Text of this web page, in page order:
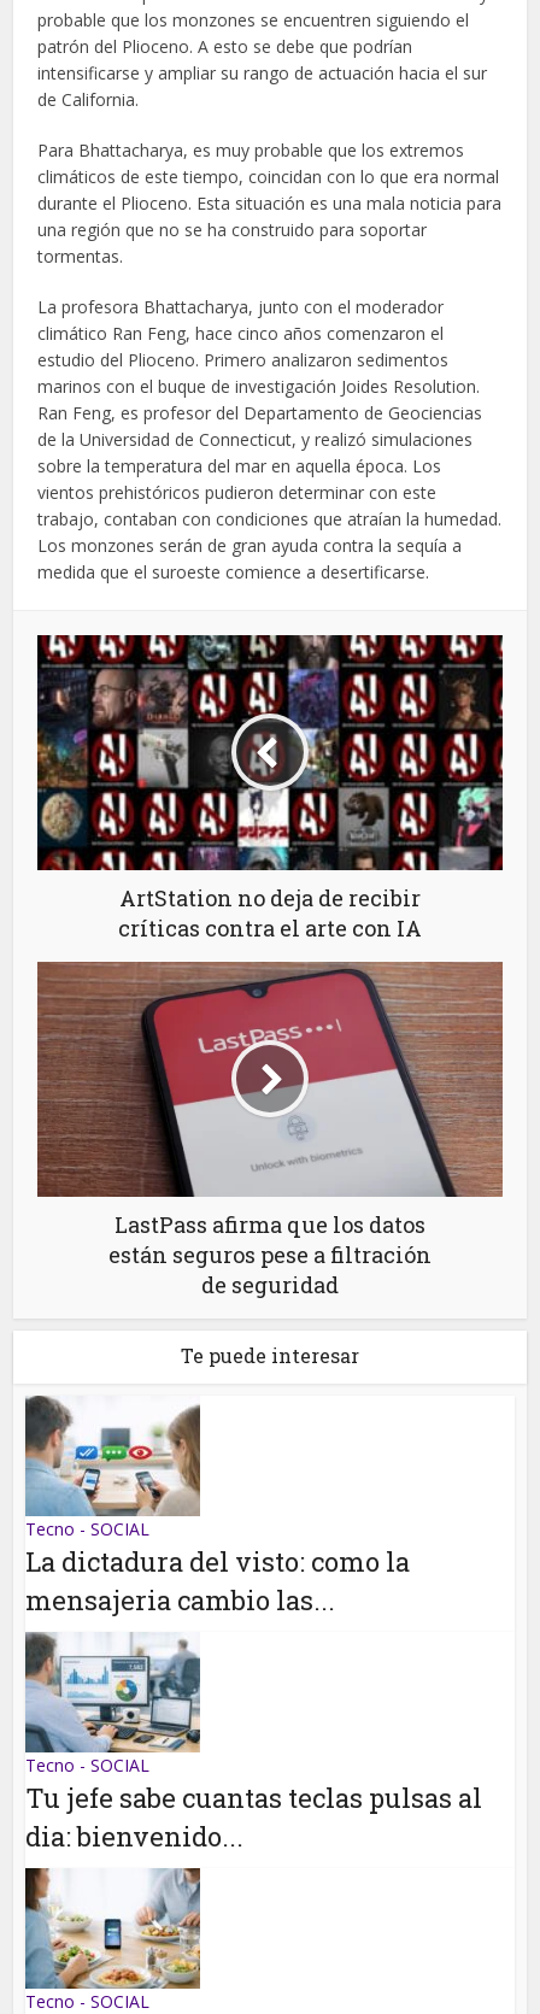
probable que los monzones se encuentren siguiendo el
patrón del Plioceno. A esto se debe que podrían
intensificarse y ampliar su rango de actuación hacia el sur
de California.
Para Bhattacharya, es muy probable que los extremos
climáticos de este tiempo, coincidan con lo que era normal
durante el Plioceno. Esta situación es una mala noticia para
una región que no se ha construido para soportar
tormentas.
La profesora Bhattacharya, junto con el moderador
climático Ran Feng, hace cinco años comenzaron el
estudio del Plioceno. Primero analizaron sedimentos
marinos con el buque de investigación Joides Resolution.
Ran Feng, es profesor del Departamento de Geociencias
de la Universidad de Connecticut, y realizó simulaciones
sobre la temperatura del mar en aquella época. Los
vientos prehistóricos pudieron determinar con este
trabajo, contaban con condiciones que atraían la humedad.
Los monzones serán de gran ayuda contra la sequía a
medida que el suroeste comience a desertificarse.
ArtStation no deja de recibir
críticas contra el arte con IA
LastPass afirma que los datos
están seguros pese a filtración
de seguridad
Te puede interesar
Tecno - SOCIAL
La dictadura del visto: como la
mensajeria cambio las...
Tecno - SOCIAL
Tu jefe sabe cuantas teclas pulsas al
dia: bienvenido...
Tecno - SOCIAL